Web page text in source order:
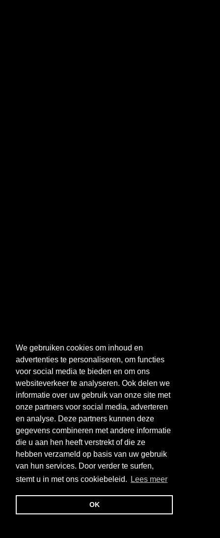
We gebruiken cookies om inhoud en
advertenties te personaliseren, om functies
voor social media te bieden en om ons
websiteverkeer te analyseren. Ook delen we
informatie over uw gebruik van onze site met
onze partners voor social media, adverteren
en analyse. Deze partners kunnen deze
gegevens combineren met andere informatie
die u aan hen heeft verstrekt of die ze
hebben verzameld op basis van uw gebruik
van hun services. Door verder te surfen,
stemt u in met ons cookiebeleid.
Lees meer
OK